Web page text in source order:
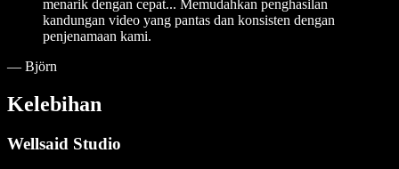
menarik dengan cepat... Memudahkan penghasilan
kandungan video yang pantas dan konsisten dengan
penjenamaan kami.
— Björn
Kelebihan
Wellsaid Studio